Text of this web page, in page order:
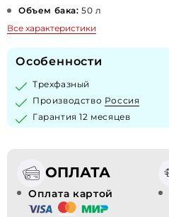
Объем бака: 50 л
Все характеристики
Особенности
Трехфазный
Производство Россия
Гарантия 12 месяцев
ОПЛАТА
Оплата картой